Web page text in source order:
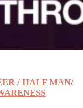
/ HALF MAN/